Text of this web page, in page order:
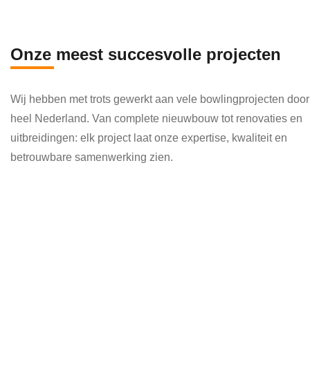
kund
Onze meest succesvolle projecten
Wij hebben met trots gewerkt aan vele bowlingprojecten door
heel Nederland. Van complete nieuwbouw tot renovaties en
uitbreidingen: elk project laat onze expertise, kwaliteit en
betrouwbare samenwerking zien.